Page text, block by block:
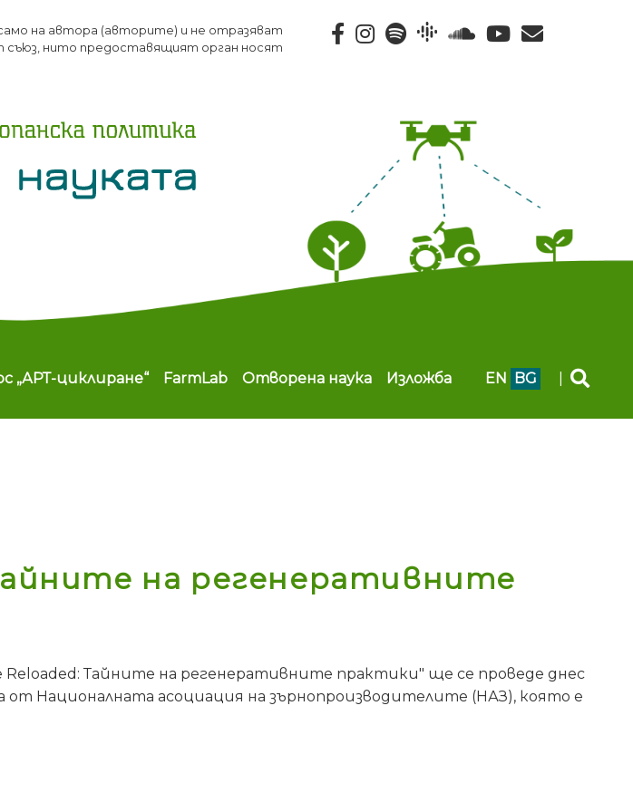
към
основното
на автора (авторите) и не отразяват
съюз, нито предоставящият орган носят
„АРТ-циклиране“ FarmLab Отворена наука Изложба EN BG
на регенеративните
Тайните на регенеративните практики" ще се проведе днес
от Националната асоциация на зърнопроизводителите (НАЗ), която е